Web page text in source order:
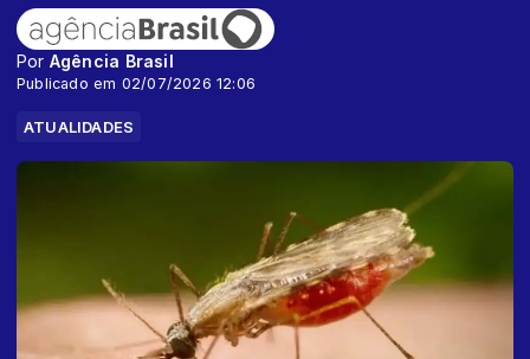
Por Agência Brasil
Publicado em 02/07/2026 12:06
ATUALIDADES